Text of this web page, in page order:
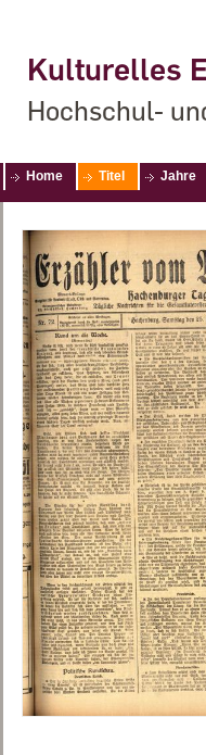
Kulturelles
Hochschul-
Home Titel Jahre